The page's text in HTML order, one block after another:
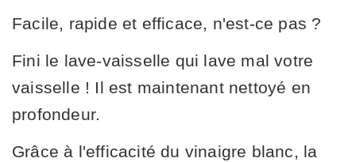
Facile, rapide et efficace, n'est-ce pas ?
Fini le lave-vaisselle qui lave mal votre
vaisselle ! Il est maintenant nettoyé en
profondeur.
Grâce à l'efficacité du vinaigre blanc, la